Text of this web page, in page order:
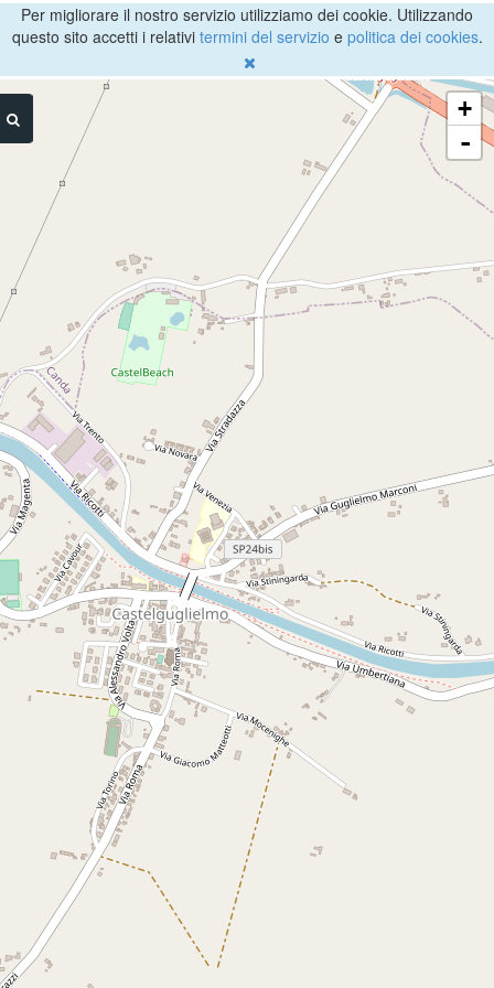
Per migliorare il nostro servizio utilizziamo dei cookie. Utilizzando
questo sito accetti i relativi termini del servizio e politica dei cookies.
+
-